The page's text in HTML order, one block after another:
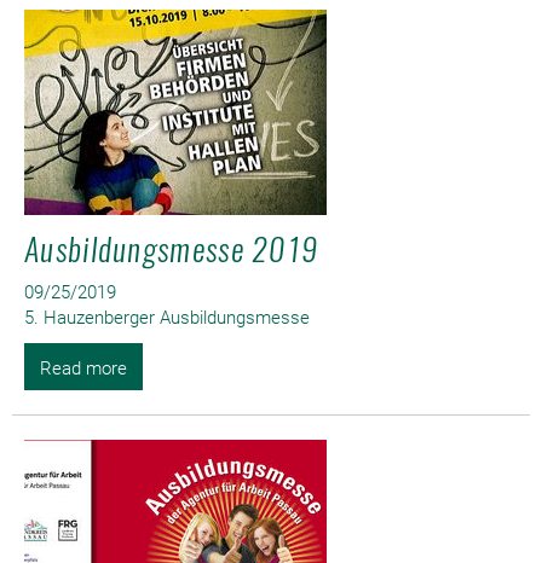
Ausbildungsmesse 2019
09/25/2019
5. Hauzenberger Ausbildungsmesse
Read more